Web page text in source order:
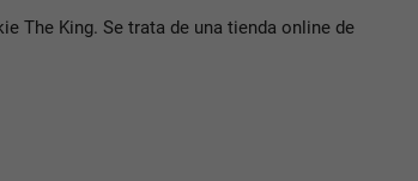
The King. Se trata de una tienda online de